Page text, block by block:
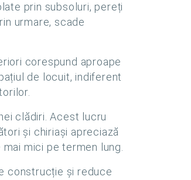
prin subsoluri, pereți
urmare, scade
corespund aproape
de locuit, indiferent
clădiri. Acest lucru
și chiriași apreciază
mici pe termen lung.
construcție și reduce